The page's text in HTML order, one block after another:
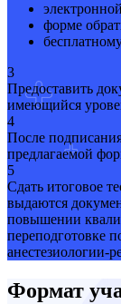
форме
3
Предоставить
имеющийся
4
После
предлагаемой
5
Сдать итоговое
выдаются
повышении
переподготовке
анестезиологии-
Формат